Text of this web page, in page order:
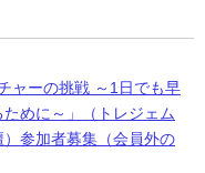
ャーの挑戦 ～1日でも早
めに～」（トレジェム
参加者募集（会員外の